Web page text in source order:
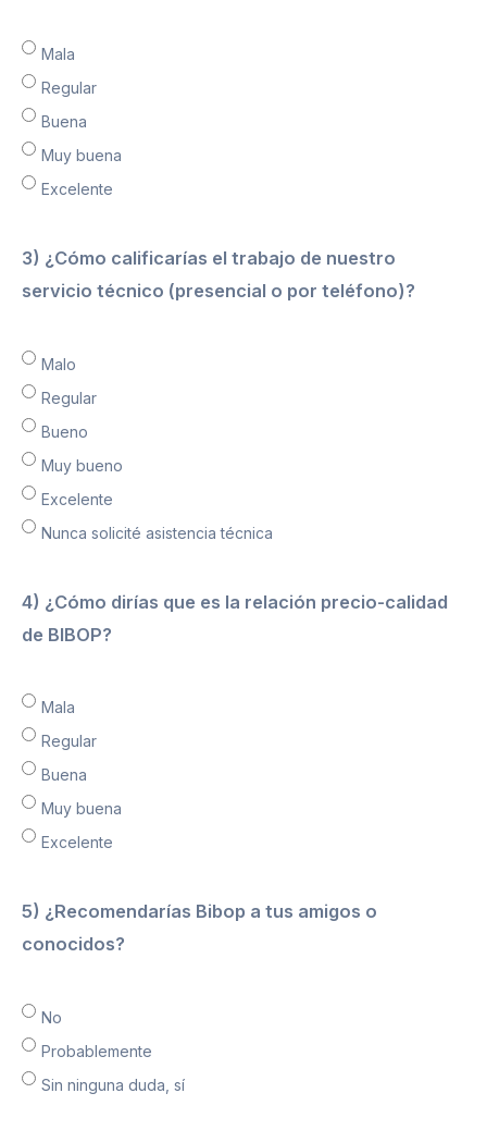
Mala
Regular
Buena
Muy buena
Excelente
3) ¿Cómo calificarías el trabajo de nuestro
servicio técnico (presencial o por teléfono)?
Malo
Regular
Bueno
Muy bueno
Excelente
Nunca solicité asistencia técnica
4) ¿Cómo dirías que es la relación precio-calidad
de BIBOP?
Mala
Regular
Buena
Muy buena
Excelente
5) ¿Recomendarías Bibop a tus amigos o
conocidos?
No
Probablemente
Sin ninguna duda, sí